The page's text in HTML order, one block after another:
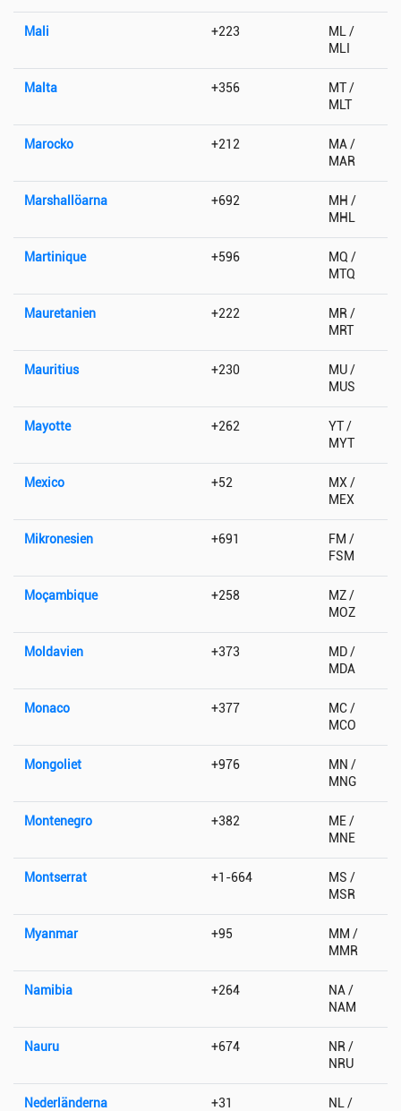
Mali +223
ML /
MLI
Malta +356
MT /
MLT
Marocko +212
MA /
MAR
Marshallöarna +692
MH /
MHL
Martinique +596
MQ /
MTQ
Mauretanien +222
MR /
MRT
Mauritius +230
MU /
MUS
Mayotte +262
YT /
MYT
Mexico +52
MX /
MEX
Mikronesien +691
FM /
FSM
Moçambique +258
MZ /
MOZ
Moldavien +373
MD /
MDA
Monaco +377
MC /
MCO
Mongoliet +976
MN /
MNG
Montenegro +382
ME /
MNE
Montserrat +1-664
MS /
MSR
Myanmar +95
MM /
MMR
Namibia +264
NA /
NAM
Nauru +674
NR /
NRU
Nederländerna +31
NL /